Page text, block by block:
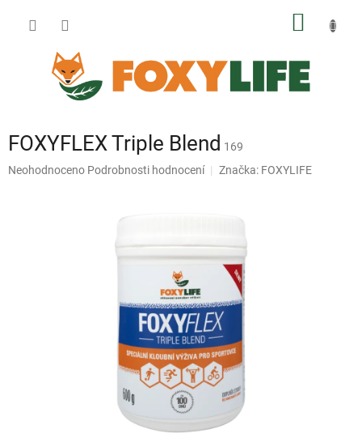
FOXYFLEX Triple Blend 169
Průměrné
Neohodnoceno Podrobnosti hodnocení Značka: FOXYLIFE